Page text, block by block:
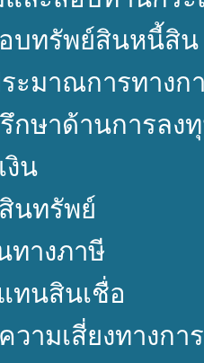
บทรัพย์สินหนี้สิน
ะมาณการทางก
กษาด้านการลง
งิน
นทรัพย์
ทางภาษี
ทนสินเชื่อ
วามเสี่ยงทางกา